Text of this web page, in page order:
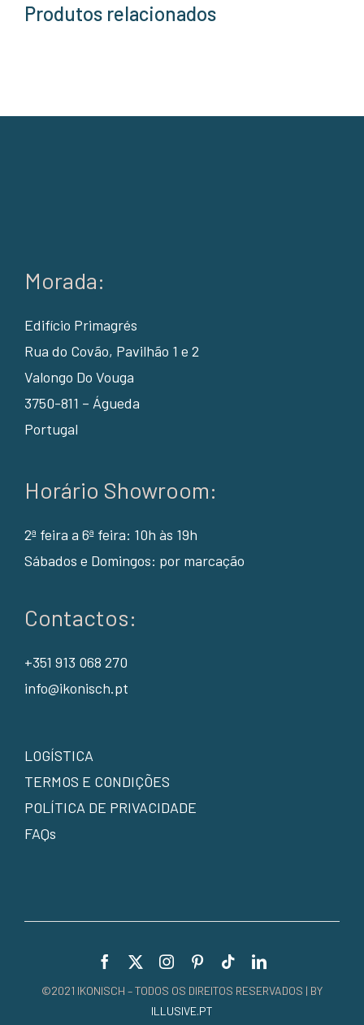
Produtos relacionados
Morada:
Edifício Primagrés
Rua do Covão, Pavilhão 1 e 2
Valongo Do Vouga
3750-811 – Águeda
Portugal
Horário Showroom:
2ª feira a 6ª feira: 10h às 19h
Sábados e Domingos: por marcação
Contactos:
+351 913 068 270
info@ikonisch.pt
LOGÍSTICA
TERMOS E CONDIÇÕES
POLÍTICA DE PRIVACIDADE
FAQs
©2021 IKONISCH – TODOS OS DIREITOS RESERVADOS | BY
ILLUSIVE.PT